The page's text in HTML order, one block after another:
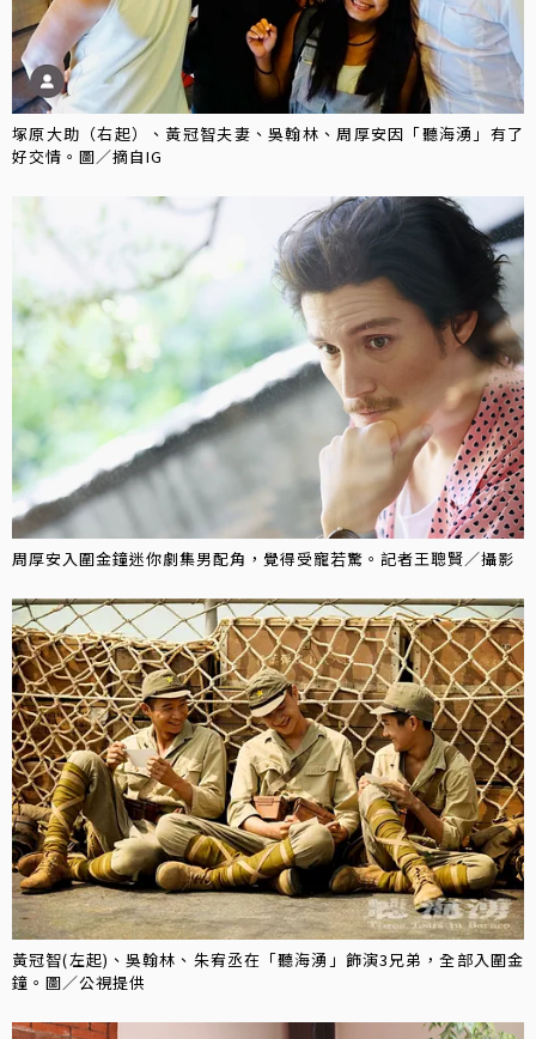
塚原大助（右起）、黃冠智夫妻、吳翰林、周厚安因「聽海湧」有了
好交情。圖／摘自IG
周厚安入圍金鐘迷你劇集男配角，覺得受寵若驚。記者王聰賢／攝影
黃冠智(左起)、吳翰林、朱宥丞在「聽海湧」飾演3兄弟，全部入圍金
鐘。圖／公視提供